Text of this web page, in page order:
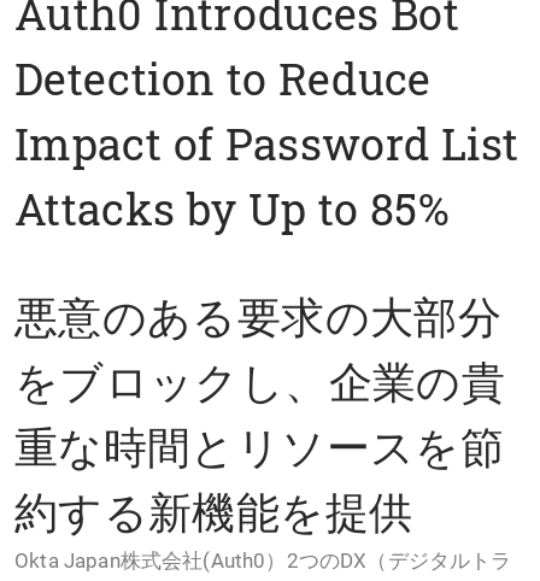
Auth0 Introduces Bot
Detection to Reduce
Impact of Password List
Attacks by Up to 85%
悪意のある要求の大部分
をブロックし、企業の貴
重な時間とリソースを節
約する新機能を提供
Okta Japan株式会社(Auth0）2つのDX（デジタルトラ